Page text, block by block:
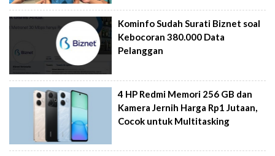
Kominfo Sudah Surati Biznet soal
Kebocoran 380.000 Data
Pelanggan
4 HP Redmi Memori 256 GB dan
Kamera Jernih Harga Rp1 Jutaan,
Cocok untuk Multitasking